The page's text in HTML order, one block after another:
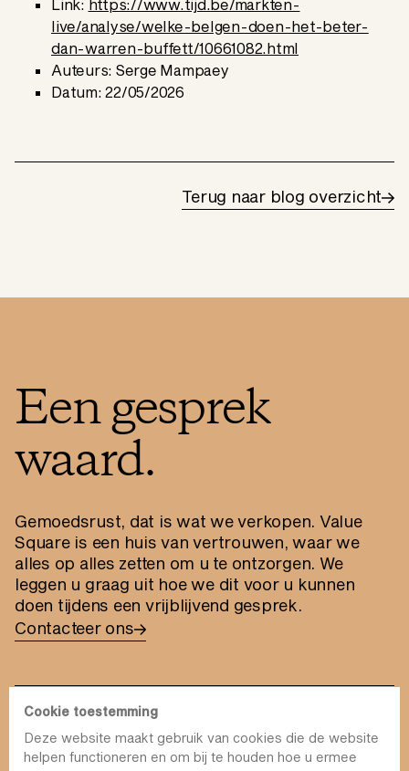
Link: https://www.tijd.be/markten-
live/analyse/welke-belgen-doen-het-beter-
dan-warren-buffett/10661082.html
Auteurs: Serge Mampaey
Datum: 22/05/2026
Terug naar blog overzicht
Een gesprek
waard.
Gemoedsrust, dat is wat we verkopen. Value
Square is een huis van vertrouwen, waar we
alles op alles zetten om u te ontzorgen. We
leggen u graag uit hoe we dit voor u kunnen
doen tijdens een vrijblijvend gesprek.
Contacteer ons
info@value-square.be
Cookie toestemming
Deze website maakt gebruik van cookies die de website
helpen functioneren en om bij te houden hoe u ermee